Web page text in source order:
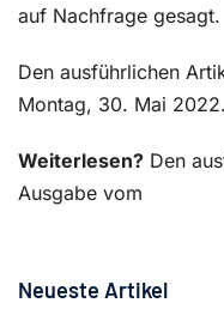
auf Nachfrage gesagt.
Den ausführlichen
Montag, 30. Mai 2022.
Weiterlesen? Den
Ausgabe vom
Neueste Artikel